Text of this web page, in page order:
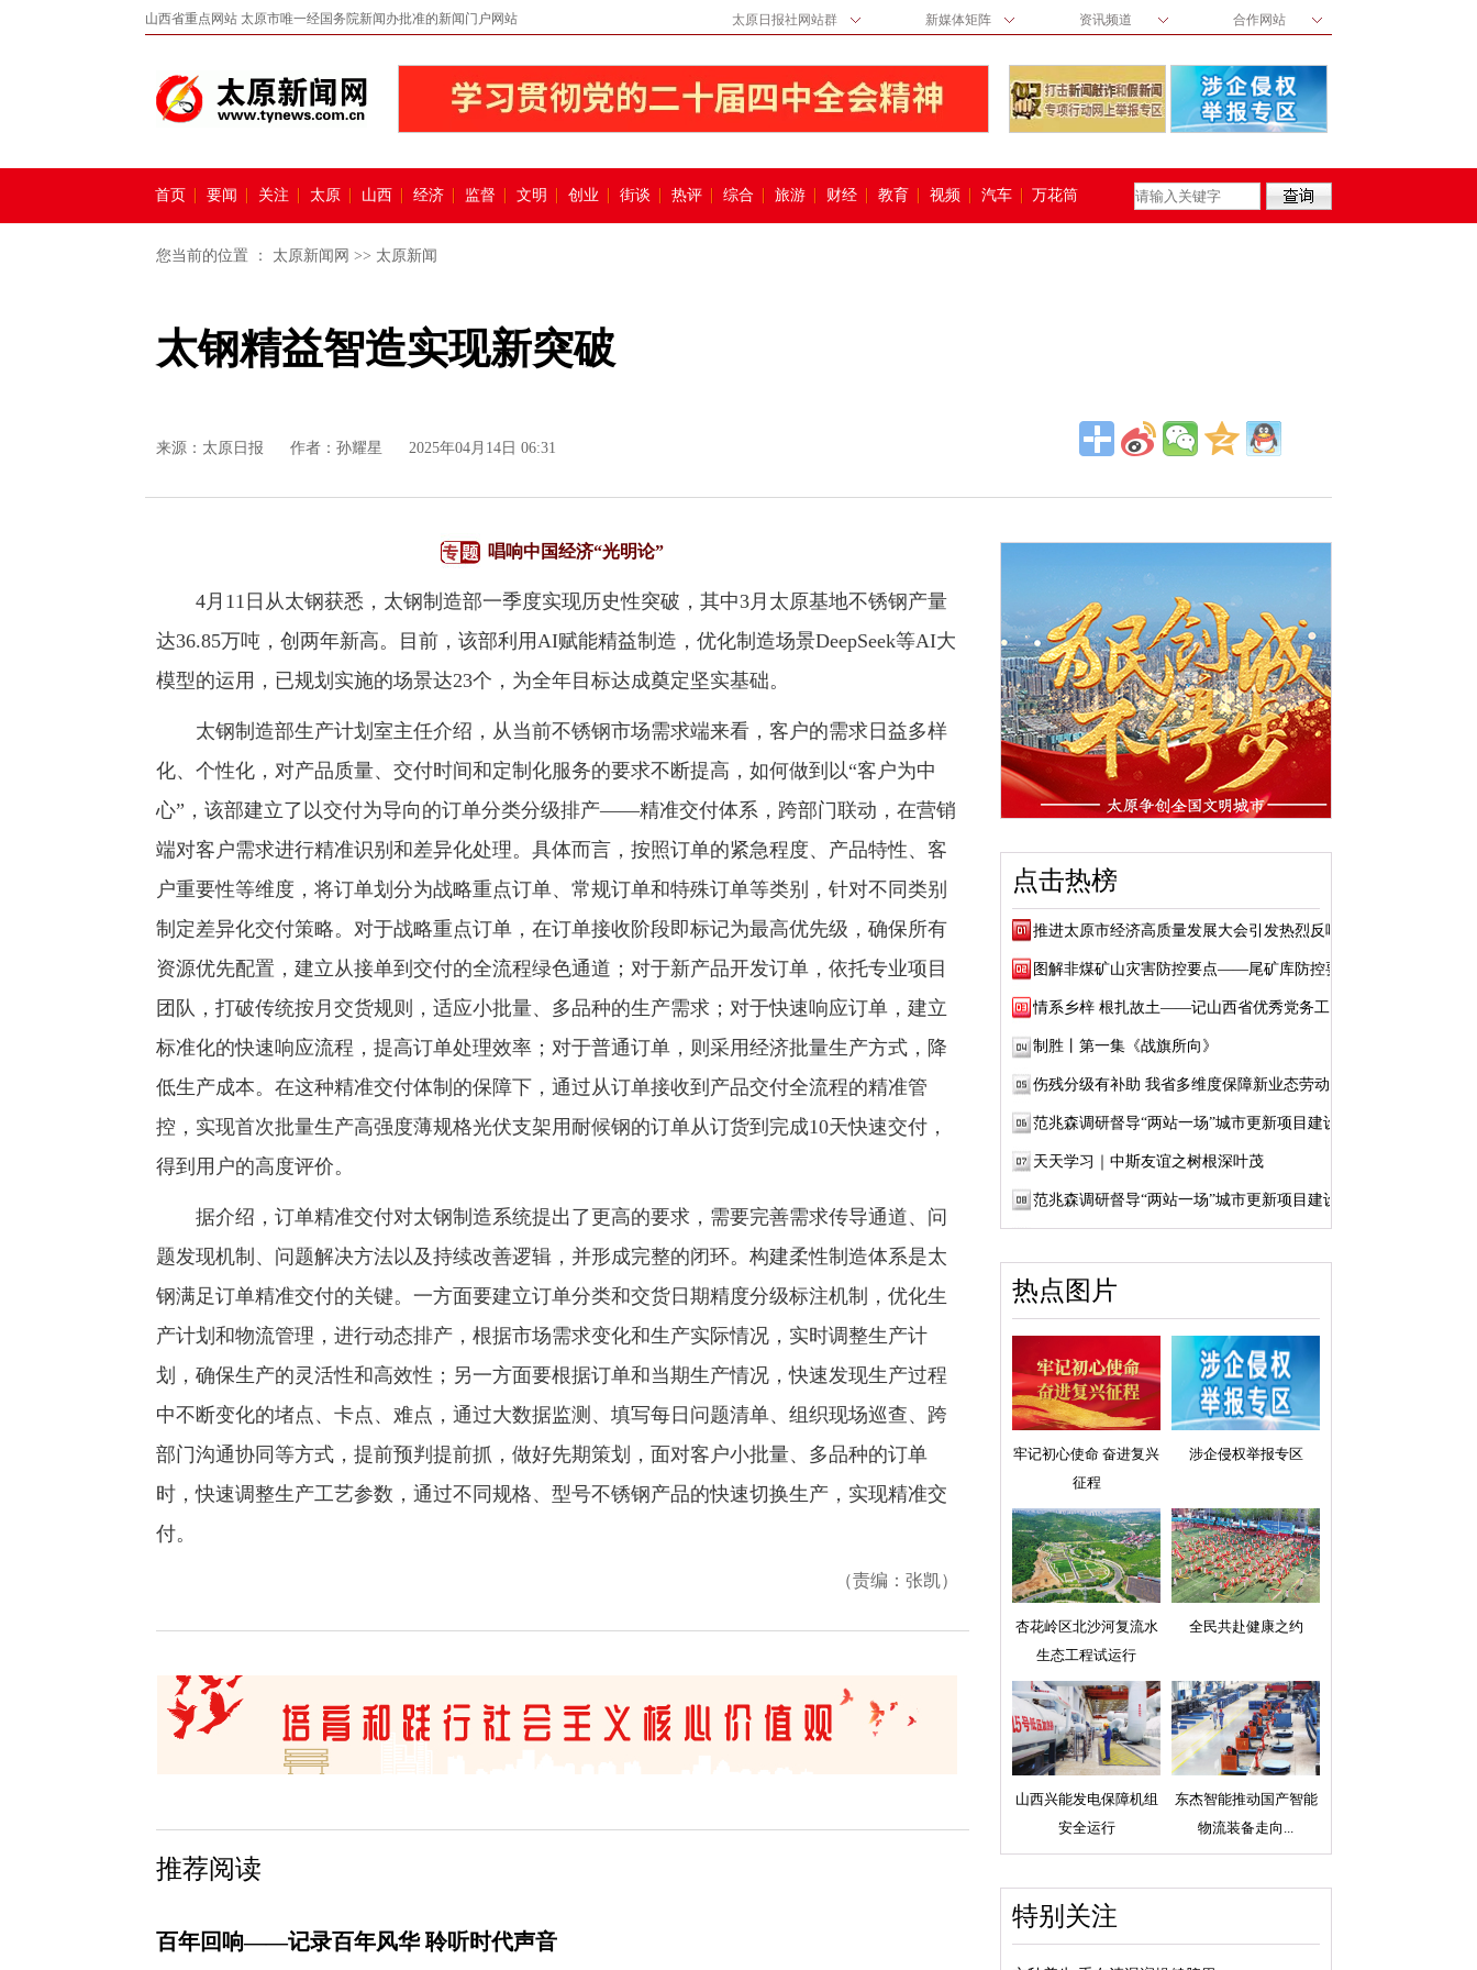
山西省重点网站 太原市唯一经国务院新闻办批准的新闻门户网站 太原日报社网站群 新媒体矩阵 资讯频道 合作网站
首页 要闻 关注 太原 山西 经济 监督 文明 创业 街谈 热评 综合 旅游 财经 教育 视频 汽车 万花筒
您当前的位置 ： 太原新闻网 >> 太原新闻
太钢精益智造实现新突破
来源： 太原日报 作者：孙耀星 2025年04月14日 06:31
唱响中国经济“光明论”
4月11日从太钢获悉，太钢制造部一季度实现历史性突破，其中3月太原基地不锈钢产量
达36.85万吨，创两年新高。目前，该部利用AI赋能精益制造，优化制造场景DeepSeek等AI大
模型的运用，已规划实施的场景达23个，为全年目标达成奠定坚实基础。
太钢制造部生产计划室主任介绍，从当前不锈钢市场需求端来看，客户的需求日益多样
化、个性化，对产品质量、交付时间和定制化服务的要求不断提高，如何做到以“客户为中
心”，该部建立了以交付为导向的订单分类分级排产——精准交付体系，跨部门联动，在营销
端对客户需求进行精准识别和差异化处理。具体而言，按照订单的紧急程度、产品特性、客
户重要性等维度，将订单划分为战略重点订单、常规订单和特殊订单等类别，针对不同类别
制定差异化交付策略。对于战略重点订单，在订单接收阶段即标记为最高优先级，确保所有
资源优先配置，建立从接单到交付的全流程绿色通道；对于新产品开发订单，依托专业项目
团队，打破传统按月交货规则，适应小批量、多品种的生产需求；对于快速响应订单，建立
标准化的快速响应流程，提高订单处理效率；对于普通订单，则采用经济批量生产方式，降
低生产成本。在这种精准交付体制的保障下，通过从订单接收到产品交付全流程的精准管
控，实现首次批量生产高强度薄规格光伏支架用耐候钢的订单从订货到完成10天快速交付，
得到用户的高度评价。
据介绍，订单精准交付对太钢制造系统提出了更高的要求，需要完善需求传导通道、问
题发现机制、问题解决方法以及持续改善逻辑，并形成完整的闭环。构建柔性制造体系是太
钢满足订单精准交付的关键。一方面要建立订单分类和交货日期精度分级标注机制，优化生
产计划和物流管理，进行动态排产，根据市场需求变化和生产实际情况，实时调整生产计
划，确保生产的灵活性和高效性；另一方面要根据订单和当期生产情况，快速发现生产过程
中不断变化的堵点、卡点、难点，通过大数据监测、填写每日问题清单、组织现场巡查、跨
部门沟通协同等方式，提前预判提前抓，做好先期策划，面对客户小批量、多品种的订单
时，快速调整生产工艺参数，通过不同规格、型号不锈钢产品的快速切换生产，实现精准交
付。
（责编：张凯）
推荐阅读
百年回响——记录百年风华 聆听时代声音
点击热榜
推进太原市经济高质量发展大会引发热烈反响
图解非煤矿山灾害防控要点——尾矿库防控要点
情系乡梓 根扎故土——记山西省优秀党务工作...
制胜丨第一集《战旗所向》
伤残分级有补助 我省多维度保障新业态劳动者...
范兆森调研督导“两站一场”城市更新项目建设
天天学习｜中斯友谊之树根深叶茂
范兆森调研督导“两站一场”城市更新项目建设
热点图片
牢记初心使命 奋进复兴
征程
涉企侵权举报专区
杏花岭区北沙河复流水
生态工程试运行
全民共赴健康之约
山西兴能发电保障机组
安全运行
东杰智能推动国产智能
物流装备走向...
特别关注